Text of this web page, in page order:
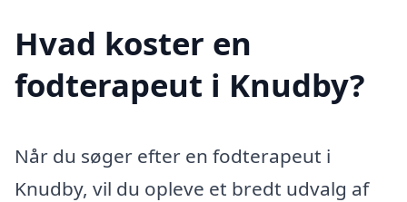
Hvad koster en
fodterapeut i Knudby?
Når du søger efter en fodterapeut i
Knudby, vil du opleve et bredt udvalg af